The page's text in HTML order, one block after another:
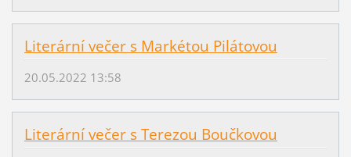
Literární večer s Markétou Pilátovou
20.05.2022 13:58
Literární večer s Terezou Boučkovou